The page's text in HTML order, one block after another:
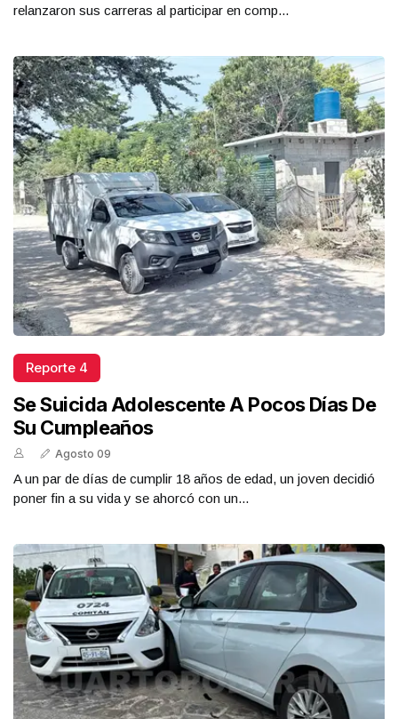
relanzaron sus carreras al participar en comp...
Reporte 4
Se Suicida Adolescente A Pocos Días De
Su Cumpleaños
Agosto 09
A un par de días de cumplir 18 años de edad, un joven decidió
poner fin a su vida y se ahorcó con un...